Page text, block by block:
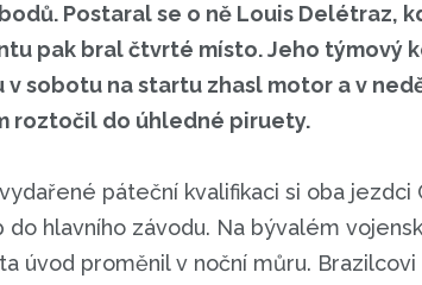
Postaral se o ně Louis Delétraz,
pak bral čtvrté místo. Jeho týmový
v sobotu na startu zhasl motor a v
roztočil do úhledné piruety.
páteční kvalifikaci si oba
do hlavního závodu. Na bývalém
úvod proměnil v noční můru.